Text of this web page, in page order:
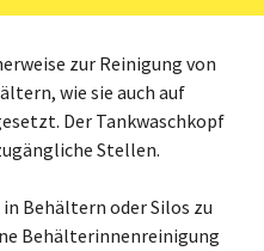
zur Reinigung von
wie sie auch auf
Der Tankwaschkopf
Stellen.
Behältern oder Silos zu
Behälterinnenreinigung